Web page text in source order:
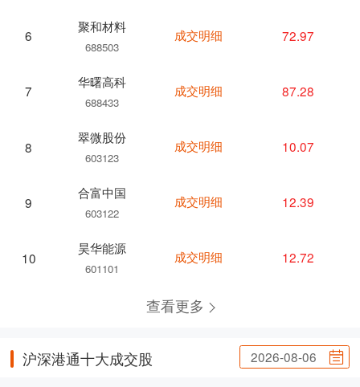
6
聚和材料
688503
7
华曙高科
688433
8
翠微股份
603123
9
合富中国
603122
10
昊华能源
601101
成交明细 72.97
成交明细 87.28
成交明细 10.07
成交明细 12.39
成交明细 12.72
查看更多
沪深港通十大成交股 2026-08-06